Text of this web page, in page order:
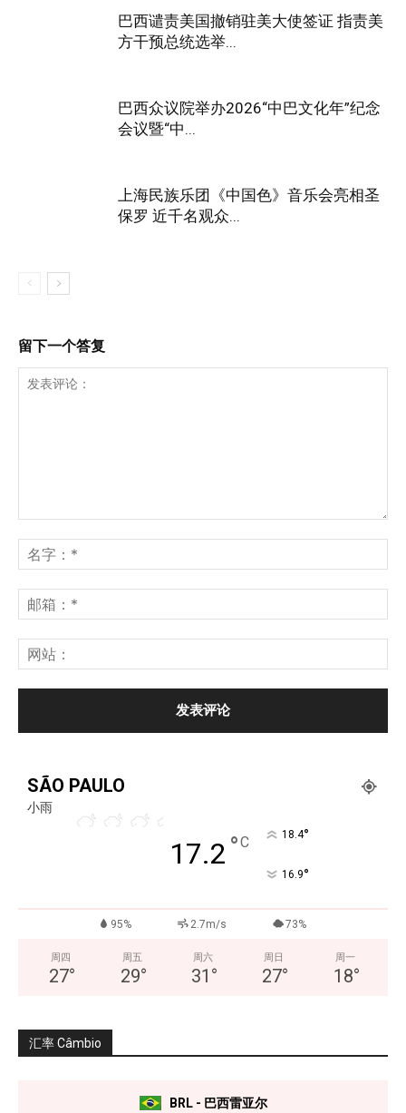
巴西谴责美国撤销驻美大使签证 指责美
方干预总统选举...
巴西众议院举办2026“中巴文化年”纪念
会议暨“中...
上海民族乐团《中国色》音乐会亮相圣
保罗 近千名观众...
留下一个答复
SÃO PAULO
小雨
17.2 °C 18.4°
16.9°
95% 2.7m/s 73%
周四
27°
周五
29°
周六
31 °
周日
27°
周一
18°
汇率 Câmbio
BRL - 巴西雷亚尔